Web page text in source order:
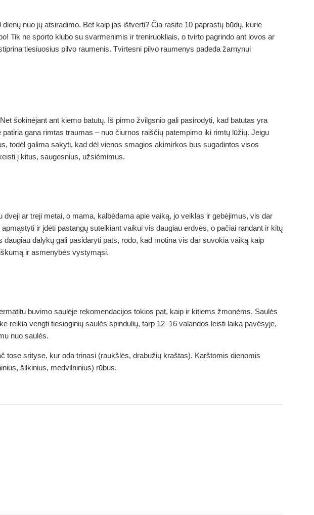
nuo jų atsiradimo. Bet kaip jas ištverti? Čia rasite 10 paprastų būdų, kurie
Tik ne sporto klubo su svarmenimis ir treniruokliais, o tvirto pagrindo ant lovos ar
tiesiuosius pilvo raumenis. Tvirtesni pilvo raumenys padeda žarnynui
šokinėjant ant kiemo batutų. Iš pirmo žvilgsnio gali pasirodyti, kad batutas yra
gana rimtas traumas – nuo čiurnos raiščių patempimo iki rimtų lūžių. Jeigu
todėl galima sakyti, kad dėl vienos smagios akimirkos bus sugadintos visos
į kitus, saugesnius, užsiėmimus.
ar treji metai, o mama, kalbėdama apie vaiką, jo veiklas ir gebėjimus, vis dar
ir įdėti pastangų suteikiant vaikui vis daugiau erdvės, o pačiai randant ir kitų
dalykų gali pasidaryti pats, rodo, kad motina vis dar suvokia vaiką kaip
ir asmenybės vystymąsi.
buvimo saulėje rekomendacijos tokios pat, kaip ir kitiems žmonėms. Saulės
reikia vengti tiesioginių saulės spindulių, tarp 12–16 valandos leisti laiką pavėsyje,
nuo saulės.
tose srityse, kur oda trinasi (raukšlės, drabužių kraštas). Karštomis dienomis
šilkinius, medvilninius) rūbus.